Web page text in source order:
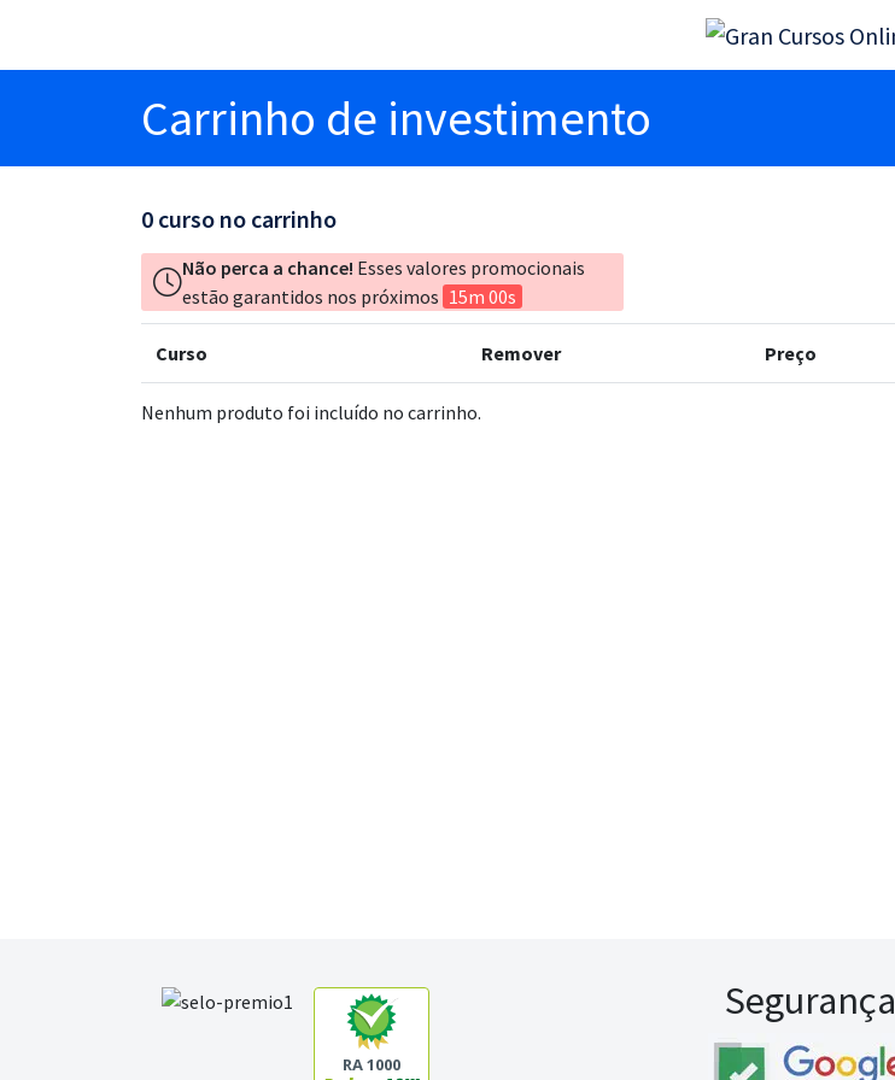
Carrinho de investimento
0 curso no carrinho
Não perca a chance! Esses valores promocionais
estão garantidos nos próximos 15m 00s
Curso Remover Preço
Nenhum produto foi incluído no carrinho.
RA 1000
Segurança